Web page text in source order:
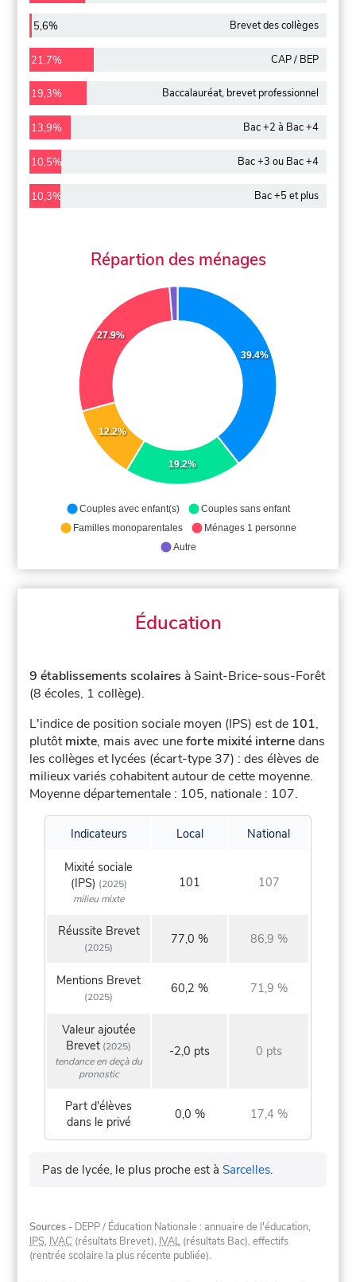
5,6% Brevet des collèges
21,7% CAP / BEP
19,3% Baccalauréat, brevet professionnel
13,9% Bac +2 à Bac +4
10,5% Bac +3 ou Bac +4
10,3% Bac +5 et plus
Répartion des ménages
39.4%
19.2%
12.2%
27.9%
Couples avec enfant(s)
Couples sans enfant
Familles monoparentales
Ménages 1 personne
Autre
Éducation
9 établissements scolaires à Saint-Brice-sous-Forêt
(8 écoles, 1 collège).
L'indice de position sociale moyen (IPS) est de 101,
plutôtmixte, mais avec uneforte mixité internedans
les collèges et lycées (écart-type 37) : des élèves de
milieux variés cohabitent autour de cette moyenne.
Moyenne départementale : 105, nationale : 107.
Indicateurs Local National
Mixité sociale
(IPS) (2025)
milieu mixte
101 107
Réussite Brevet
(2025)
77,0 % 86,9 %
Mentions Brevet
(2025)
60,2 % 71,9 %
Valeur ajoutée
Brevet (2025)
tendance en deçà du
pronostic
-2,0 pts 0 pts
Part d'élèves
dans le privé
0,0 % 17,4 %
Pas de lycée, le plus proche est àSarcelles.
Sources - DEPP / Éducation Nationale : annuaire de l'éducation,
IPS, IVAC (résultats Brevet), IVAL (résultats Bac), effectifs
(rentrée scolaire la plus récente publiée).